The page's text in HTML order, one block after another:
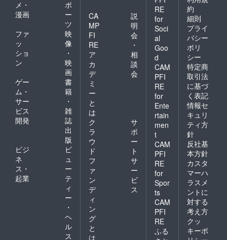
メ・
漫画
ポ
ー
ツ
ファ
ッ
ショ
ン
映
像
・
映
画
ゲー
ム・
サー
ビス
開発
書
籍
・
雑
誌
出
版
ビジ
ネ
ス・
起業
ビ
ュ
ー
テ
ィ
ー
・
ヘ
ル
ス
CA
MP
FI
RE
ア
カ
デ
ミ
ー
と
は
説
明
会
・
相
談
会
ク
ラ
ウ
ド
フ
ァ
ン
デ
ィ
ン
グ
と
は
サ
ポ
ー
ト
サ
ー
ビ
ス
RE
for
Soci
al
Goo
d
CAM
PFI
RE
for
Ente
rtain
men
t
CAM
PFI
RE
for
Spor
ts
CAM
PFI
RE
ふる
約
細則
プライ
バシー
ポリ
シー
特定商
取引法
に基づ
く表記
情報セ
キュリ
ティ方
針
反社基
本方針
カスタ
マーハ
ラスメ
ントに
対する
考え方
クッ
キーポ